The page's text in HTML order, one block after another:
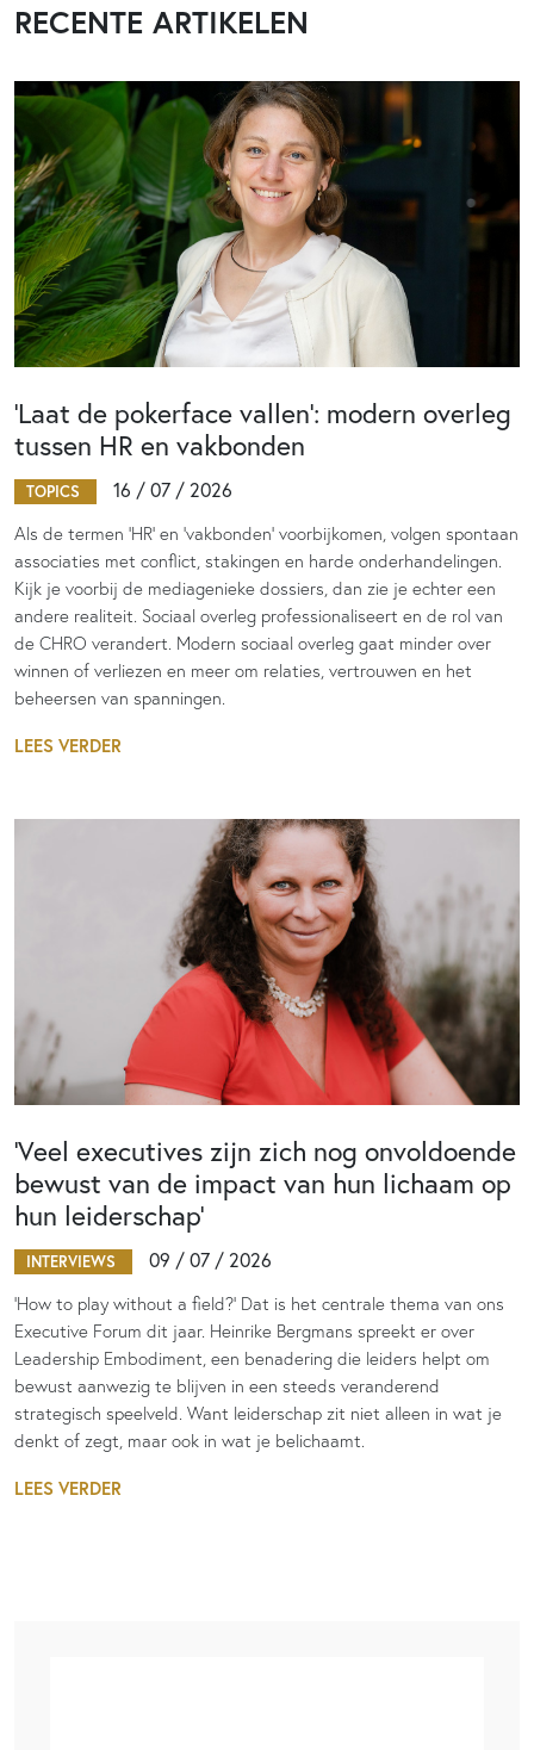
RECENTE ARTIKELEN
‘Laat de pokerface vallen’: modern overleg
tussen HR en vakbonden
TOPICS 16 / 07 / 2026
Als de termen 'HR' en 'vakbonden' voorbijkomen, volgen spontaan
associaties met conflict, stakingen en harde onderhandelingen.
Kijk je voorbij de mediagenieke dossiers, dan zie je echter een
andere realiteit. Sociaal overleg professionaliseert en de rol van
de CHRO verandert. Modern sociaal overleg gaat minder over
winnen of verliezen en meer om relaties, vertrouwen en het
beheersen van spanningen.
LEES VERDER
‘Veel executives zijn zich nog onvoldoende
bewust van de impact van hun lichaam op
hun leiderschap’
INTERVIEWS 09 / 07 / 2026
‘How to play without a field?’ Dat is het centrale thema van ons
Executive Forum dit jaar. Heinrike Bergmans spreekt er over
Leadership Embodiment, een benadering die leiders helpt om
bewust aanwezig te blijven in een steeds veranderend
strategisch speelveld. Want leiderschap zit niet alleen in wat je
denkt of zegt, maar ook in wat je belichaamt.
LEES VERDER